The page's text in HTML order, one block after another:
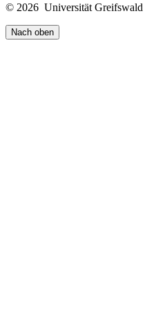
© 2026 Universität Greifswald
Nach oben